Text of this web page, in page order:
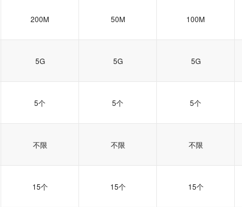
200M 50M 100M
5G 5G 5G
5个 5个 5个
不限 不限 不限
15个 15个 15个